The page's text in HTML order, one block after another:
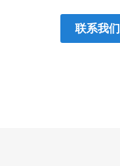
联系我们